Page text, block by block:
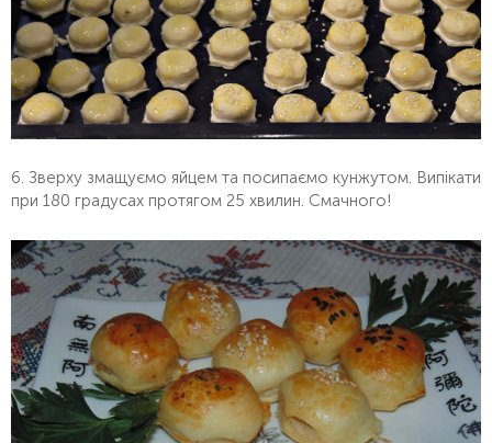
6. Зверху змащуємо яйцем та посипаємо кунжутом. Випікати
при 180 градусах протягом 25 хвилин. Смачного!